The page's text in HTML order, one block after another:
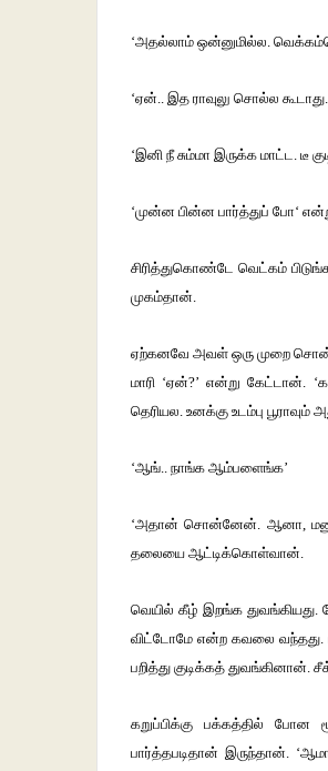
‘அதல்லாம் ஒன்னுமில்ல.
‘ஏன்.. இத ராவுலு சொல்ல கூடாது.
‘இனி நீ சும்மா இருக்க மாட்ட. டீ
‘முன்ன பின்ன பார்த்துப் போ‘
சிரித்துகொண்டே வெட்கம்
முகம்தான்.
ஏற்கனவே அவள் ஒரு முறை
மாரி ‘ஏன்?’ என்று கேட்டான்.
தெரியல. உனக்கு உடம்பு பூராவும்
‘ஆங்.. நாங்க ஆம்பளைங்க’
‘அதான் சொன்னேன். ஆனா, மனுஷ
தலையை ஆட்டிக்கொள்வான்.
வெயில் கீழ் இறங்க
விட்டோமே என்ற கவலை வந்தது.
பறித்து குடிக்கத் துவங்கினான்.
கறுப்பிக்கு பக்கத்தில் போன
பார்த்தபடிதான் இருந்தான்.